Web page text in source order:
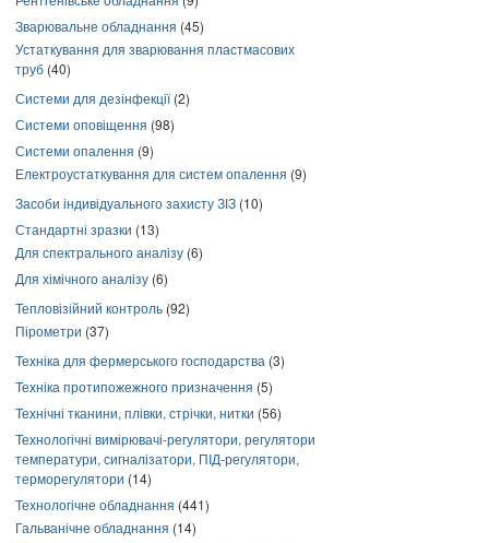
Зварювальне обладнання (45)
Устаткування для зварювання пластмасових
труб (40)
Системи для дезінфекції(2)
Системи оповіщення (98)
Системи опалення (9)
Електроустаткування для систем опалення (9)
Засоби індивідуального захисту ЗІЗ (10)
Стандартні зразки (13)
Для спектрального аналізу (6)
Для хімічного аналізу (6)
Тепловізійний контроль (92)
Пірометри (37)
Техніка для фермерського господарства (3)
Техніка протипожежного призначення (5)
Технічні тканини, плівки, стрічки, нитки (56)
Технологічні вимірювачі-регулятори, регулятори
температури, сигналізатори, ПІД-регулятори,
терморегулятори (14)
Технологічне обладнання (441)
Гальванічне обладнання (14)